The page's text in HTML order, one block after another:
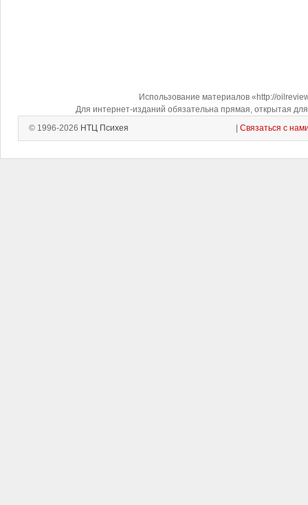
Использование материалов «http://
Для интернет-изданий обязательна прямая, открытая
© 1996-2026 НТЦ Психея Связаться с